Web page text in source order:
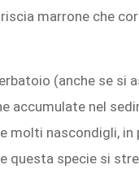
marrone che
(anche se si
accumulate nel
molti nascondigli,
questa specie si